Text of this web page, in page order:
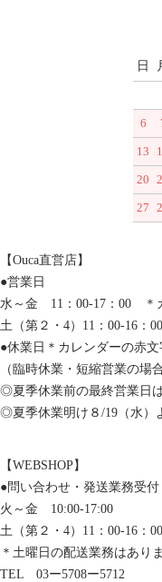
日
6
13
20
27
【Ouca直営店】
●営業日
水～金 11：00-17：00 ＊
土（第２・4）11：00-16：00
●休業日＊カレンダーの赤文
（臨時休業・短縮営業の場
◎夏季休業前の最終営業日
◎夏季休業明け８/19（水）
【WEBSHOP】
●問い合わせ・発送業務受
火～金 10:00-17:00
土（第２・4）11：00-16：00
＊土曜日の配送業務はあり
TEL 03ー5708ー5712